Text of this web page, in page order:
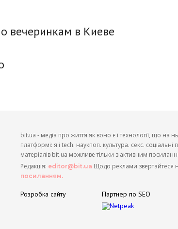
вечеринкам в Киеве
bit.ua - медіа про життя як воно є і технології, що на
платформі: я і tech. наукпоп. культура. секс.
матеріалів bit.ua можливе тільки з активним
Редакція: editor@bit.ua Щодо реклами звертайтеся
посиланням.
Розробка сайту Партнер по SEO